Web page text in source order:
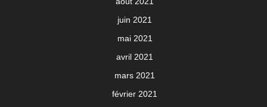
juin 2021
mai 2021
avril 2021
mars 2021
février 2021